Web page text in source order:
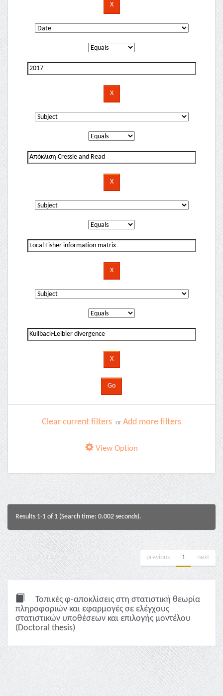
Clear current filters or Add more filters
View Option
Results 1-1 of 1 (Search time: 0.002 seconds).
previous 1 next
Τοπικές φ-αποκλίσεις στη στατιστική θεωρία
πληροφοριών και εφαρμογές σε ελέγχους
στατιστικών υποθέσεων και επιλογής μοντέλου
(Doctoral thesis)